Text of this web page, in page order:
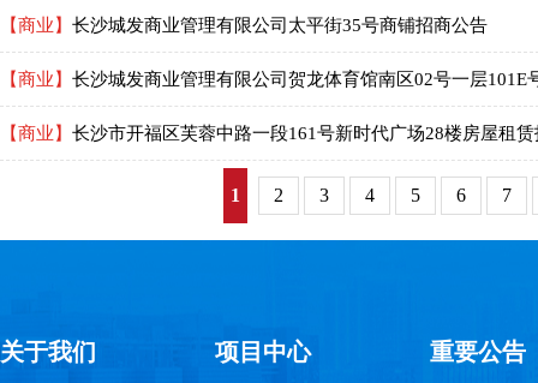
【商业】 长沙城发商业管理有限公司太平街35号商铺招商公告
【商业】 长沙城发商业管理有限公司贺龙体育馆南区02号一层101E
【商业】 长沙市开福区芙蓉中路一段161号新时代广场28楼房屋租
1 2 3 4 5 6 7
关于我们 项目中心 重要公告